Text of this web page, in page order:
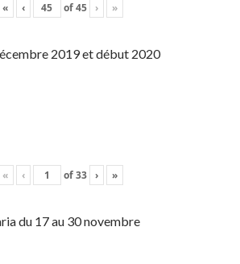
« ‹ of45 › »
2019 et début 2020
« ‹ of33 › »
du 17 au 30 novembre